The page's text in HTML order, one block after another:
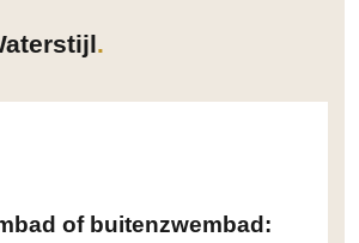
of buitenzwembad: